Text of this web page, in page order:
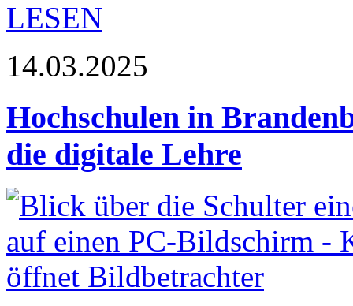
LESEN
14.03.2025
Hochschulen in
die digitale Lehre